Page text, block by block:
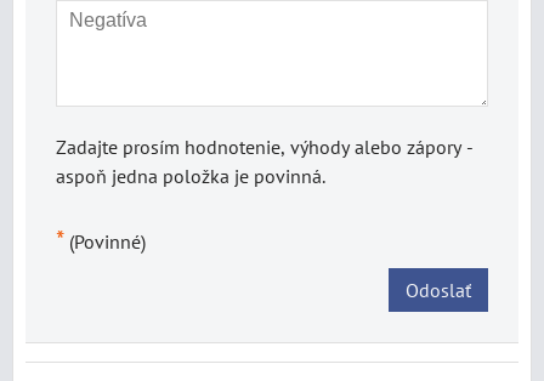
Zadajte prosím hodnotenie, výhody alebo zápory -
aspoň jedna položka je povinná.
* (Povinné)
Odoslať